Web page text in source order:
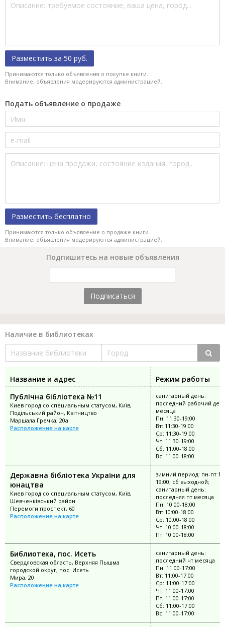
Разместить за 50 руб.
Принимаются только объявления о покупке книги.
Внимание, объявления модерируются администрацией.
Подать объявление о продаже
Разместить бесплатно
Принимаются только объявление о продаже книги.
Внимание, объявления модерируются администрацией.
Подпишитесь на новые объявления
Подписаться
Наличие в библиотеках
Название и адрес
Режим работы
Публічна бібліотека №11
Киев город со специальным статусом, Київ,
Подільський район, Квітництво
Маршала Гречка, 20а
Расположение на карте
санитарный день:
последний рабочий
месяца
Пн: 11:30-19:00
Вт: 11:30-19:00
Ср: 11:30-19:00
Чт: 11:30-19:00
Сб: 11:00-18:00
Вс: 11:00-18:00
Державна бібліотека України для
юнацтва
Киев город со специальным статусом, Київ,
Шевченківський район
Перемоги проспект, 60
Расположение на карте
зимний период: пн-пт
19:00; сб выходной;
санитарный день:
последняя пт месяца
Пн: 10:00-18:00
Вт: 10:00-18:00
Ср: 10:00-18:00
Чт: 10:00-18:00
Пт: 10:00-18:00
Библиотека, пос. Исеть
Свердловская область, Верхняя Пышма
городской округ, пос. Исеть
Мира, 20
Расположение на карте
санитарный день:
последний чт месяца
Пн: 11:00-17:00
Вт: 11:00-17:00
Ср: 11:00-17:00
Чт: 11:00-17:00
Пт: 11:00-17:00
Сб: 11:00-17:00
Вс: 11:00-17:00